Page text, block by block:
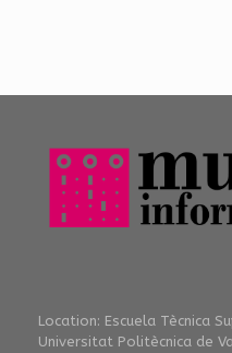
Location: Escuela Tècnica
Universitat Politècnica de